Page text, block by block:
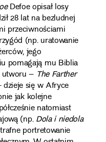
Defoe opisał losy
28 lat na bezludnej
przeciwnościami
(np. uratowanie
jego
pomagają mu Biblia
utworu – The Farther
się w Afryce
jak kolejne
natomiast
(np.Dola i niedola
portretowanie